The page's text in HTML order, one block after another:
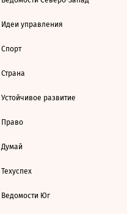
Идеи управления
Спорт
Страна
Устойчивое развитие
Право
Думай
Техуспех
Ведомости Юг